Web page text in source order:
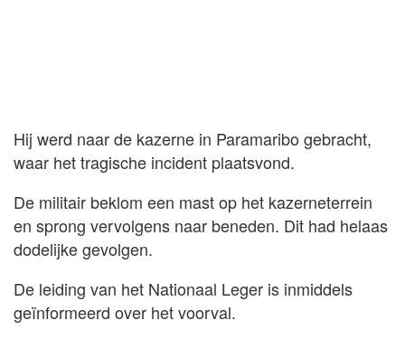
Hij werd naar de kazerne in Paramaribo gebracht,
waar het tragische incident plaatsvond.
De militair beklom een mast op het kazerneterrein
en sprong vervolgens naar beneden. Dit had helaas
dodelijke gevolgen.
De leiding van het Nationaal Leger is inmiddels
geïnformeerd over het voorval.